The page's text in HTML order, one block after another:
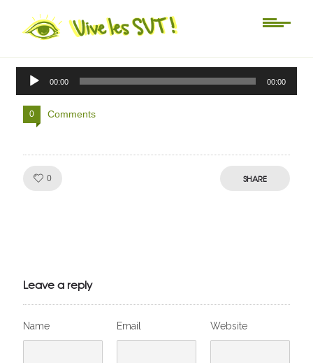
Non classé
rcf-greffe-svt-3eme-2010
Lecteur
audio
00:00 00:00
0 Comments
0 SHARE
Leave a reply
Name Email Website